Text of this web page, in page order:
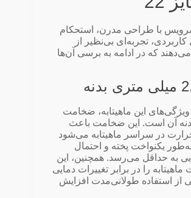
با طراحی مدرن، استحکام
کاربردی، تجربه‌ای بی‌نظیر از
می‌دهند که در ادامه به برسی آن‌ها
این ماهیتابه، ضخامت
بدنه آن است. این ضخامت باعث
در سراسر ماهیتابه می‌شود
یکنواخت پخته و احتمال
به حداقل می‌رسد. همچنین، این
را در برابر تغییرات دمایی
از استفاده طولانی‌مدت افزایش